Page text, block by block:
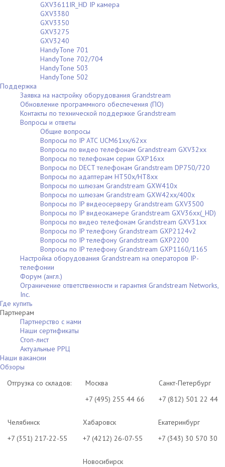
GXV3611IR_HD IP камера
GXV3380
GXV3350
GXV3275
GXV3240
HandyTone 701
HandyTone 702/704
HandyTone 503
HandyTone 502
Поддержка
Заявка на настройку оборудования Grandstream
Обновление программного обеспечения (ПО)
Контакты по технической поддержке Grandstream
Вопросы и ответы
Общие вопросы
Вопросы по IP АТС UCM61xx/62xx
Вопросы по видео телефонам Grandstream GXV32xx
Вопросы по телефонам серии GXP16xx
Вопросы по DECT телефонам Grandstream DP750/720
Вопросы по адаптерам НТ50х/HT8xx
Вопросы по шлюзам Grandstream GXW410x
Вопросы по шлюзам Grandstream GXW42xx/400x
Вопросы по IP видеосерверу Grandstream GXV3500
Вопросы по IP видеокамере Grandstream GXV36xx(_HD)
Вопросы по видео телефонам Grandstream GXV31xx
Вопросы по IP телефону Grandstream GXP2124v2
Вопросы по IP телефону Grandstream GXP2200
Вопросы по IP телефону Grandstream GXP1160/1165
Настройка оборудования Grandstream на операторов IP-
телефонии
Форум (англ.)
Ограничение ответственности и гарантия Grandstream Networks,
Inc.
Где купить
Партнерам
Партнерство с нами
Наши сертификаты
Стоп-лист
Актуальные РРЦ
Наши вакансии
Обзоры
Отгрузка со складов:
Москва
+7 (495) 255 44 66
Санкт-Петербург
+7 (812) 501 22 44
Челябинск
+7 (351) 217-22-55
Хабаровск
+7 (4212) 26-07-55
Екатеринбург
+7 (343) 30 570 30
Новосибирск